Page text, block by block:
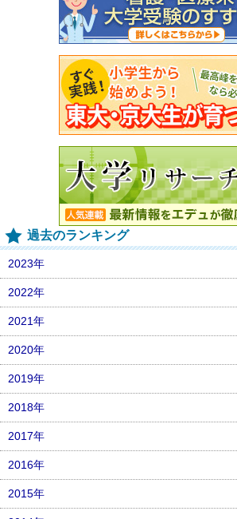
過去のランキング
2023年
2022年
2021年
2020年
2019年
2018年
2017年
2016年
2015年